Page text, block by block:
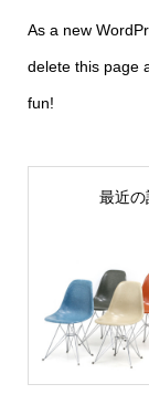
As a new
delete this page
fun!
最近の